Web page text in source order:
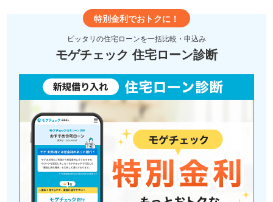
特別金利でおトクに！
ピッタリの住宅ローンを一括比較・申込み
モゲチェック 住宅ローン診断